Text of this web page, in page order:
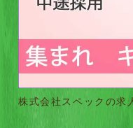
株式会社スペックの求